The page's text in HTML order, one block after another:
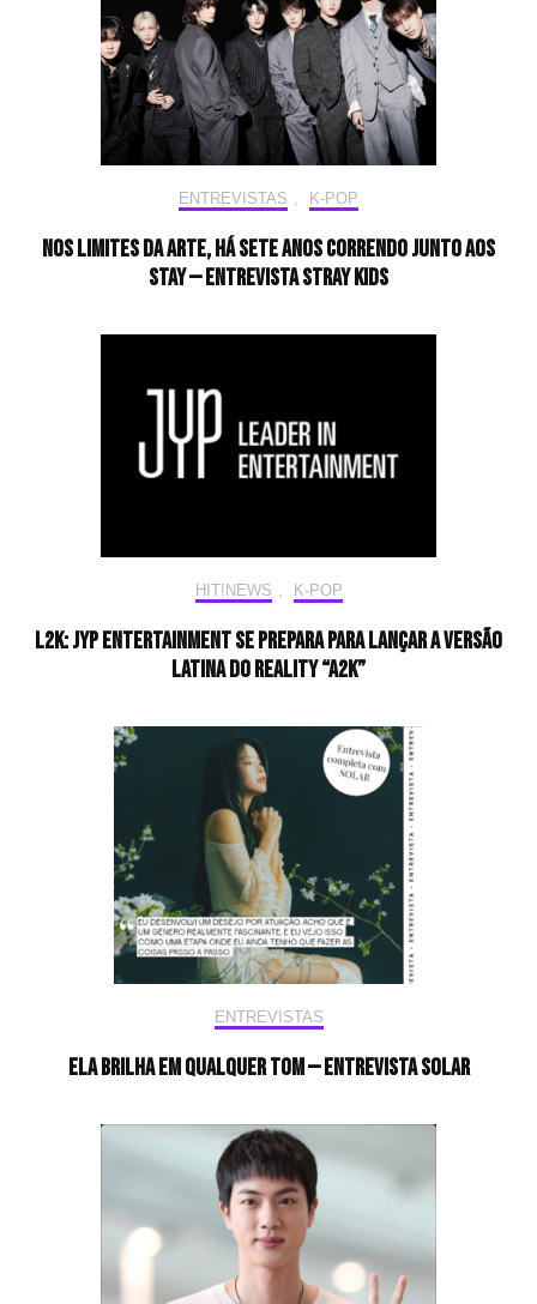
ENTREVISTAS K-POP
Nos limites da arte, há sete anos correndo junto aos
STAY — Entrevista Stray Kids
HIT!NEWS , K-POP
L2K: JYP Entertainment se prepara para lançar a versão
latina do reality “A2K”
ENTREVISTAS
Ela brilha em qualquer tom — Entrevista Solar